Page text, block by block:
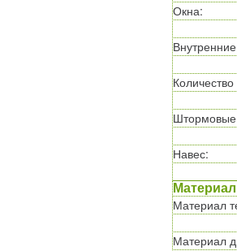
Окна:
Штормовые
Навес:
Материал
Материал